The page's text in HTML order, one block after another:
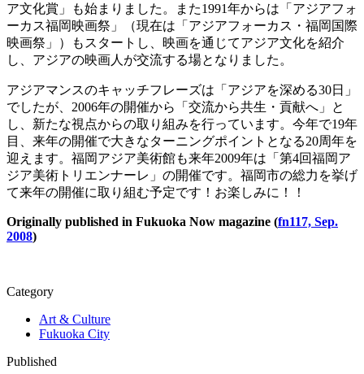
ア文化賞」も始まりました。また1991年からは「アジアフォ
ーカス福岡映画祭」（現在は「アジアフォーカス・福岡国際
映画祭」）もスタートし、映画を通じてアジア文化を紹介
し、アジアの映画人が交流する場となりました。
アジアマンスのキャッチフレーズは「アジアを深める30日」
でしたが、2006年の開催から「交流から共生・貢献へ」と
し、新たな視点からの取り組みを行っています。今年で19年
目、来年の開催で大きなターニングポイントとなる20周年を
迎えます。福岡アジア美術館も来年2009年は「第4回福岡ア
ジア美術トリエンナーレ」の開催です。福岡市の総力を挙げ
て来年の開催に取り組む予定です！お楽しみに！！
Originally published in Fukuoka Now magazine (fn117, Sep.
2008)
Category
Art & Culture
Fukuoka City
Published